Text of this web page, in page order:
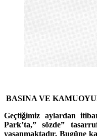
BASINA VE
Geçtiğimiz aylardan
Park’ta,” sözde”
yaşanmaktadır. Bugüne